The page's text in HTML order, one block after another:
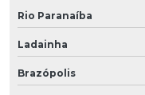
Rio Paranaíba
Ladainha
Brazópolis